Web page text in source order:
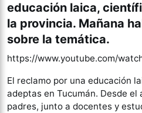
educación laica,
la provincia. Mañana
sobre la temática.
https://www.youtube.com/
El reclamo por una educación
adeptas en Tucumán. Desde el
padres, junto a docentes y